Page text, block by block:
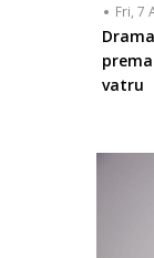
Fri, 7
vatru